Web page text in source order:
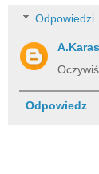
Odpowiedzi
Odpowiedz